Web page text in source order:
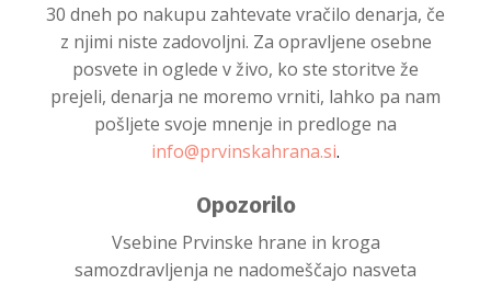
30 dneh po nakupu zahtevate vračilo denarja, če
z njimi niste zadovoljni. Za opravljene osebne
posvete in oglede v živo, ko ste storitve že
prejeli, denarja ne moremo vrniti, lahko pa nam
pošljete svoje mnenje in predloge na
info@prvinskahrana.si.
Opozorilo
Vsebine Prvinske hrane in kroga
samozdravljenja ne nadomeščajo nasveta